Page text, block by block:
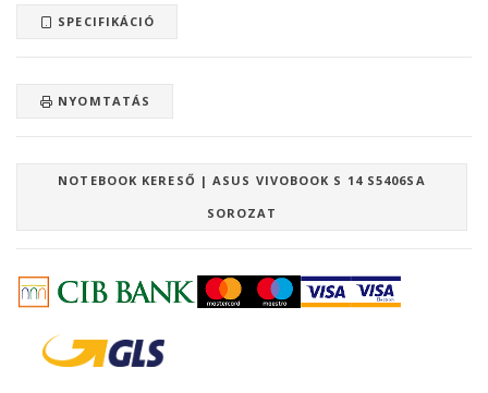
SPECIFIKÁCIÓ
NYOMTATÁS
NOTEBOOK KERESŐ | ASUS VIVOBOOK S 14 S5406SA
SOROZAT